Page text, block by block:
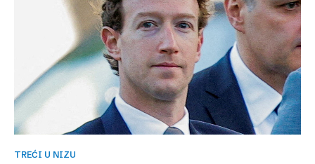
TREĆI U NIZU